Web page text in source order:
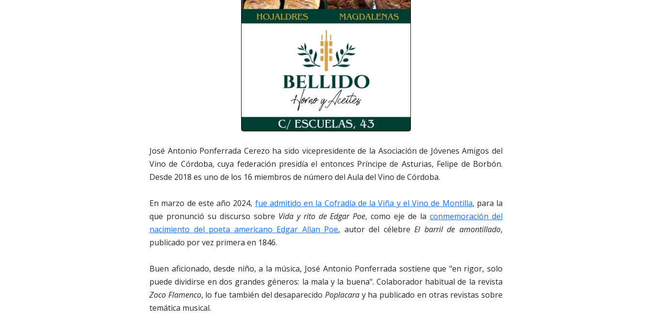
José Antonio Ponferrada Cerezo ha sido vicepresidente de la Asociación de Jóvenes Amigos del
Vino de Córdoba, cuya federación presidía el entonces Príncipe de Asturias, Felipe de Borbón.
Desde 2018 es uno de los 16 miembros de número del Aula del Vino de Córdoba.
En marzo de este año 2024, fue admitido en la Cofradía de la Viña y el Vino de Montilla, para la
que pronunció su discurso sobre Vida y rito de Edgar Poe, como eje de laconmemoración del
nacimiento del poeta americano Edgar Allan Poe, autor del célebreEl barril de amontillado,
publicado por vez primera en 1846.
Buen aficionado, desde niño, a la música, José Antonio Ponferrada sostiene que "en rigor, solo
puede dividirse en dos grandes géneros: la mala y la buena". Colaborador habitual de la revista
Zoco Flamenco, lo fue también del desaparecidoPoplacara y ha publicado en otras revistas sobre
temática musical.